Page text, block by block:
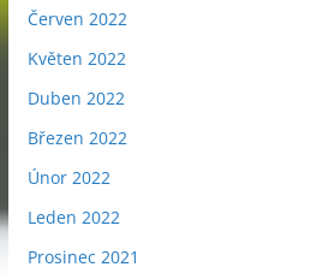
Červen 2022
Květen 2022
Duben 2022
Březen 2022
Únor 2022
Leden 2022
Prosinec 2021